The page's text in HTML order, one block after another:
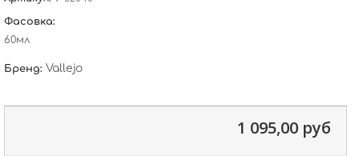
Фасовка:
60мл
Бренд: Vallejo
1 095,00 руб